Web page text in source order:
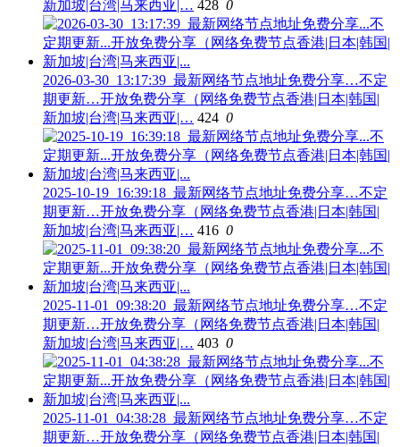
新加坡|台湾|马来西亚|… 428 0
2026-03-30_13:17:39_最新网络节点地址免费分享…不定
期更新…开放免费分享（网络免费节点香港|日本|韩国|
新加坡|台湾|马来西亚|… 424 0
2025-10-19_16:39:18_最新网络节点地址免费分享…不定
期更新…开放免费分享（网络免费节点香港|日本|韩国|
新加坡|台湾|马来西亚|… 416 0
2025-11-01_09:38:20_最新网络节点地址免费分享…不定
期更新…开放免费分享（网络免费节点香港|日本|韩国|
新加坡|台湾|马来西亚|… 403 0
2025-11-01_04:38:28_最新网络节点地址免费分享…不定
期更新…开放免费分享（网络免费节点香港|日本|韩国|